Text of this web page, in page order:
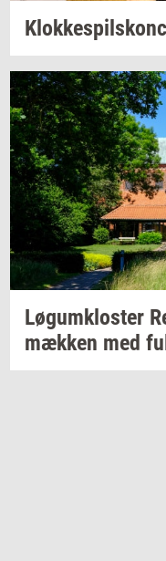
Løgum­klo­ster
mæk­ken med